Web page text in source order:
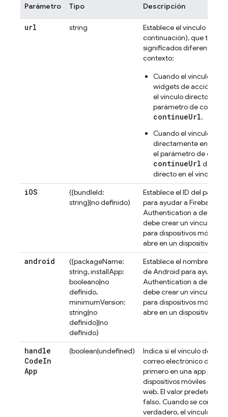
Parámetro Tipo Descripción
url string
Establece el vínculo
continuación), que tiene
significados diferentes
contexto:
Cuando el vínculo se
widgets de acción
el vínculo directo en el
parámetro de consulta
continueUrl.
Cuando el vínculo se
directamente en la
el parámetro de
continueUrl del
directo en el vínculo
iOS
({bundleId:
string}|no definido)
Establece el ID del
para ayudar a Firebase
Authentication a
debe crear un vínculo
para dispositivos móviles
abre en un dispositivo
android
({packageName:
string, installApp:
booleano|no
definido,
minimumVersion:
string|no
definido}|no
definido)
Establece el nombre del
de Android para ayudar a
Authentication a
debe crear un vínculo
para dispositivos móviles
abre en un dispositivo
handle
CodeIn
App
(boolean|undefined)
Indica si el vínculo de
correo electrónico debe
primero en una app para
dispositivos móviles o en
web. El valor
falso. Cuando se
verdadero, el vínculo del